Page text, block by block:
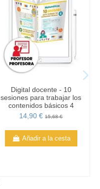
Digital docente - 10
sesiones para trabajar los
contenidos básicos 4
14,90 €15,68 €
Añadir a la cesta